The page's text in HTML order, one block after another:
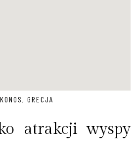
GRECJA
atrakcji wyspy